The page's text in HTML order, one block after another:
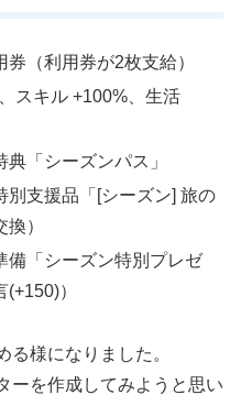
（利用券が2枚支給）
スキル +100%、生活
「シーズンパス」
別支援品「[シーズン] 旅の
）
備「シーズン特別プレゼ
）
る様になりました。
ーを作成してみようと思い